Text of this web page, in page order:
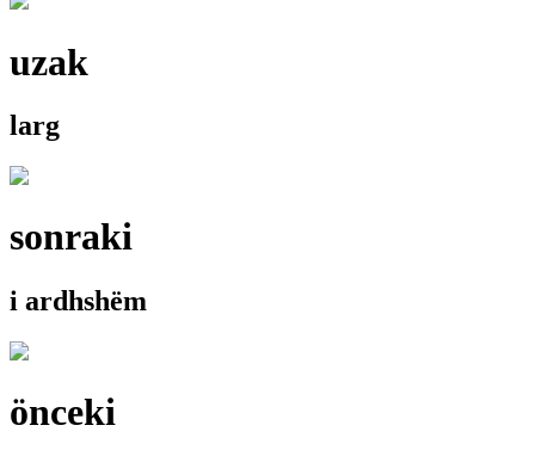
uzak
larg
sonraki
i ardhshëm
önceki